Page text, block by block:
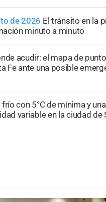
de 2026 El tránsito en la
minuto a minuto
acudir: el mapa de
Fe ante una posible
frío con 5°C de mínima y
variable en la ciudad de